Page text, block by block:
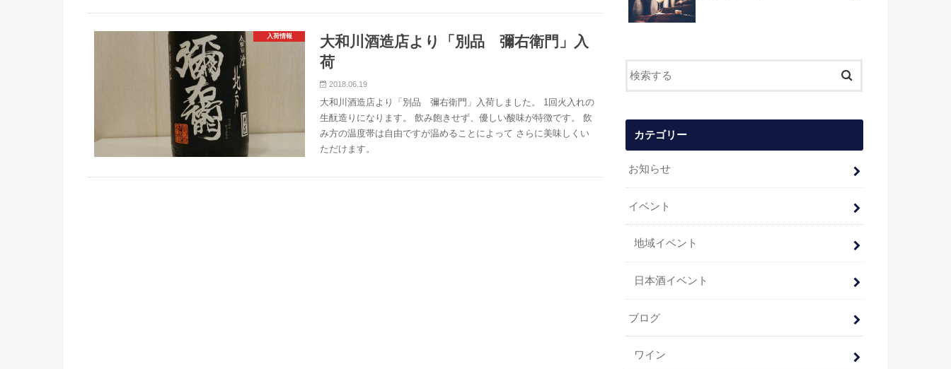
入荷情報
大和川酒造店より「別品 彌右衛門」入
荷
2018.06.19
大和川酒造店より「別品 彌右衛門」入荷しました。 1回火入れの
生酛造りになります。 飲み飽きせず、優しい酸味が特徴です。 飲
み方の温度帯は自由ですが温めることによって さらに美味しくい
ただけます。
カテゴリー
お知らせ
イベント
地域イベント
日本酒イベント
ブログ
ワイン